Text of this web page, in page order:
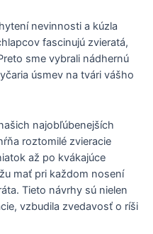
nevinnosti a kúzla
fascinujú zvieratá,
sme vybrali nádhernú
úsmev na tvári vášho
najobľúbenejších
roztomilé zvieracie
až po kvákajúce
mať pri každom nosení
Tieto návrhy sú nielen
vzbudila zvedavosť o ríši